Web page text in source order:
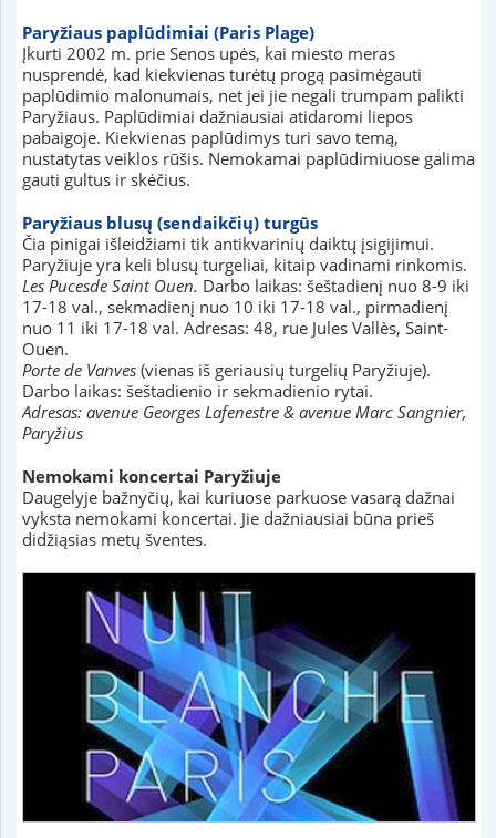
Paryžiaus paplūdimiai (Paris Plage)
Įkurti 2002 m. prie Senos upės, kai miesto meras
nusprendė, kad kiekvienas turėtų progą pasimėgauti
paplūdimio malonumais, net jei jie negali trumpam palikti
Paryžiaus. Paplūdimiai dažniausiai atidaromi liepos
pabaigoje. Kiekvienas paplūdimys turi savo temą,
nustatytas veiklos rūšis. Nemokamai paplūdimiuose galima
gauti gultus ir skėčius.
Paryžiaus blusų (sendaikčių) turgūs
Čia pinigai išleidžiami tik antikvarinių daiktų įsigijimui.
Paryžiuje yra keli blusų turgeliai, kitaip vadinami rinkomis.
Les Pucesde Saint Ouen. Darbo laikas: šeštadienį nuo 8-9 iki
17-18 val., sekmadienį nuo 10 iki 17-18 val., pirmadienį
nuo 11 iki 17-18 val. Adresas: 48, rue Jules Vallès, Saint-
Ouen.
Porte de Vanves(vienas iš geriausių turgelių Paryžiuje).
Darbo laikas: šeštadienio ir sekmadienio rytai.
Adresas: avenue Georges Lafenestre & avenue Marc Sangnier,
Paryžius
Nemokami koncertai Paryžiuje
Daugelyje bažnyčių, kai kuriuose parkuose vasarą dažnai
vyksta nemokami koncertai. Jie dažniausiai būna prieš
didžiąsias metų šventes.